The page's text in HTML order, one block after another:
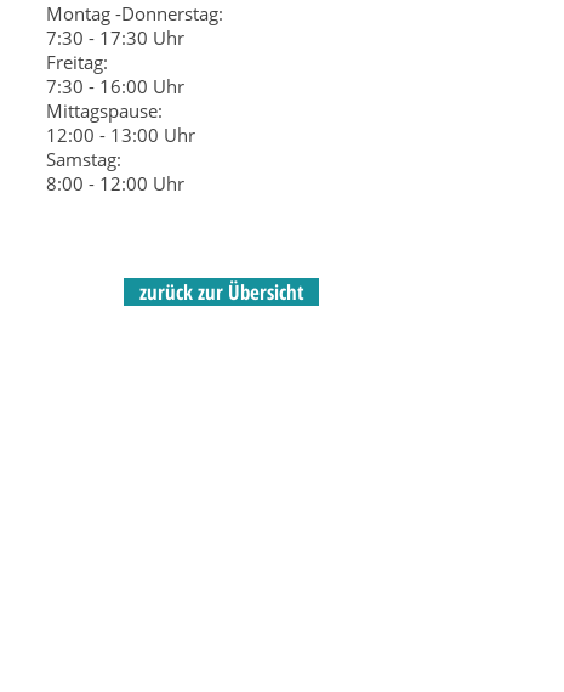
Montag -Donnerstag:
7:30 - 17:30 Uhr
Freitag:
7:30 - 16:00 Uhr
Mittagspause:
12:00 - 13:00 Uhr
Samstag:
8:00 - 12:00 Uhr
zurück zur Übersicht